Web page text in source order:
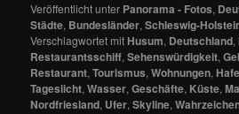
Veröffentlicht unter Panorama - Fotos,
Städte, Bundesländer,Schleswig-
Verschlagwortet mit Husum, Deutschland,
Restaurantsschiff,Sehenswürdigkeit,
Restaurant,Tourismus,Wohnungen,
Tageslicht,Wasser,Geschäfte, Küste,
Nordfriesland, Ufer,Skyline,